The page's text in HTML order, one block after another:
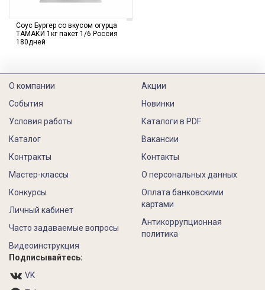
Соус Бургер со вкусом огурца
ТАМАКИ 1кг пакет 1/6 Россия
180дней
О компании
События
Условия работы
Каталог
Контракты
Акции
Новинки
Каталоги в PDF
Вакансии
Контакты
Мастер-классы
Конкурсы
Личный кабинет
Часто задаваемые вопросы
Видеоинструкция
О персональных данных
Оплата банковскими
картами
Антикоррупционная
политика
Подписывайтесь:
VK